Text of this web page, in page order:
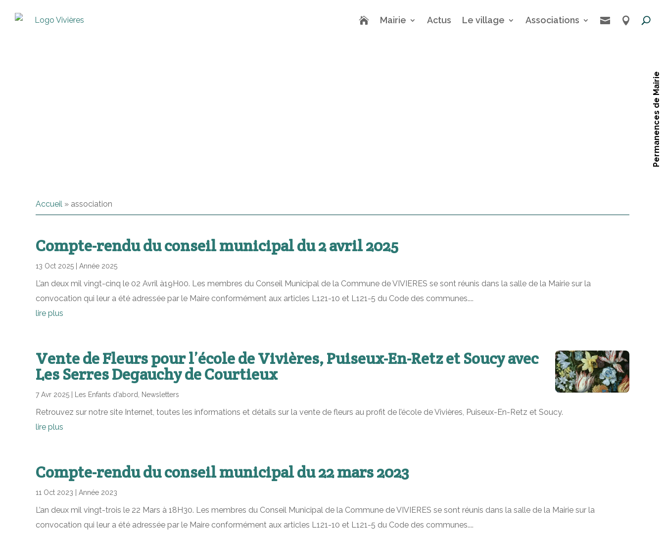
 Mairie Actus Le village Associations  
Permanences de Mairie
Accueil » association
Compte-rendu du conseil municipal du 2 avril 2025
13 Oct 2025 Année 2025
L’an deux mil vingt-cinq le 02 Avril à19H00. Les membres du Conseil Municipal de la Commune de VIVIERES se sont réunis dans la salle de la Mairie sur la
convocation qui leur a été adressée par le Maire conformément aux articles L121-10 et L121-5 du Code des communes....
lire plus
Vente de Fleurs pour l’école de Vivières, Puiseux-En-Retz et Soucy avec
Les Serres Degauchy de Courtieux
7 Avr 2025 Les Enfants d'abord Newsletters
Retrouvez sur notre site Internet, toutes les informations et détails sur la vente de fleurs au profit de l’école de Vivières, Puiseux-En-Retz et Soucy.
lire plus
Compte-rendu du conseil municipal du 22 mars 2023
11 Oct 2023 Année 2023
L’an deux mil vingt-trois le 22 Mars à 18H30. Les membres du Conseil Municipal de la Commune de VIVIERES se sont réunis dans la salle de la Mairie sur la
convocation qui leur a été adressée par le Maire conformément aux articles L121-10 et L121-5 du Code des communes....